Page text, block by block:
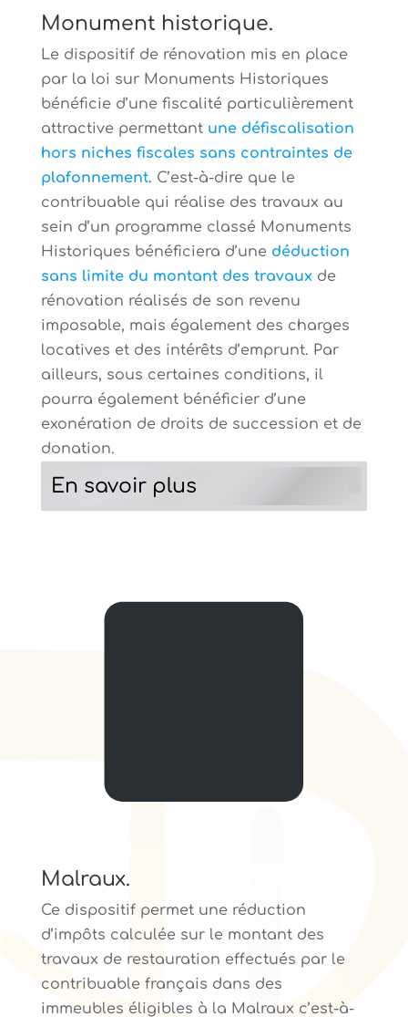
Monument historique.
Le dispositif de rénovation mis en place
par la loi sur Monuments Historiques
bénéficie d’une fiscalité particulièrement
attractive permettant une défiscalisation
hors niches fiscales sans contraintes de
plafonnement. C’est-à-dire que le
contribuable qui réalise des travaux au
sein d’un programme classé Monuments
Historiques bénéficiera d’une déduction
sans limite du montant des travauxde
rénovation réalisés de son revenu
imposable, mais également des charges
locatives et des intérêts d’emprunt. Par
ailleurs, sous certaines conditions, il
pourra également bénéficier d’une
exonération de droits de succession et de
donation.
En savoir plus
Malraux.
Ce dispositif permet une réduction
d’impôts calculée sur le montant des
travaux de restauration effectués par le
contribuable français dans des
immeubles éligibles à la Malraux c’est-à-